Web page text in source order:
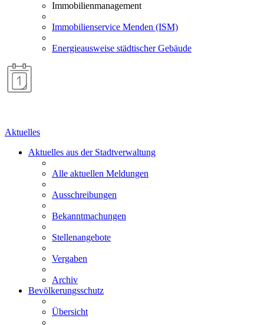
Immobilienmanagement
Immobilienservice Menden (ISM)
Energieausweise städtischer Gebäude
Aktuelles
Aktuelles aus der Stadtverwaltung
Alle aktuellen Meldungen
Ausschreibungen
Bekanntmachungen
Stellenangebote
Vergaben
Archiv
Bevölkerungsschutz
Übersicht